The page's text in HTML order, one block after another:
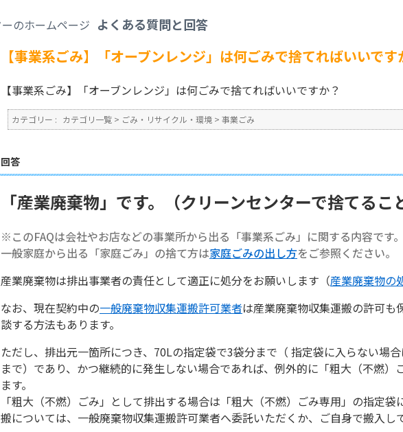
よくある質問と回答
【事業系ごみ】「オーブンレンジ」は何ごみで捨てればいいです
【事業系ごみ】「オーブンレンジ」は何ごみで捨てればいいですか？
カテゴリー : カテゴリ一覧 > ごみ・リサイクル・環境 > 事業ごみ
回答
「産業廃棄物」です。（クリーンセンターで捨てるこ
※このFAQは会社やお店などの事業所から出る「事業系ごみ」に関する内容です。
一般家庭から出る「家庭ごみ」の捨て方は家庭ごみの出し方をご参照ください。
産業廃棄物は排出事業者の責任として適正に処分をお願いします（産業廃棄物の
なお、現在契約中の一般廃棄物収集運搬許可業者は産業廃棄物収集運搬の許可も
談する方法もあります。
ただし、排出元一箇所につき、70Lの指定袋で3袋分まで（ 指定袋に入らない場
まで）であり、かつ継続的に発生しない場合であれば、例外的に「粗大（不燃）
ます。
「粗大（不燃）ごみ」として排出する場合は「粗大（不燃）ごみ専用」の指定
搬については、一般廃棄物収集運搬許可業者へ委託いただくか、ご自身で搬入し